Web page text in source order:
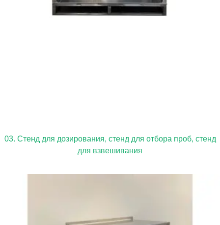
03. Стенд для дозирования, стенд для отбора проб, стенд
для взвешивания